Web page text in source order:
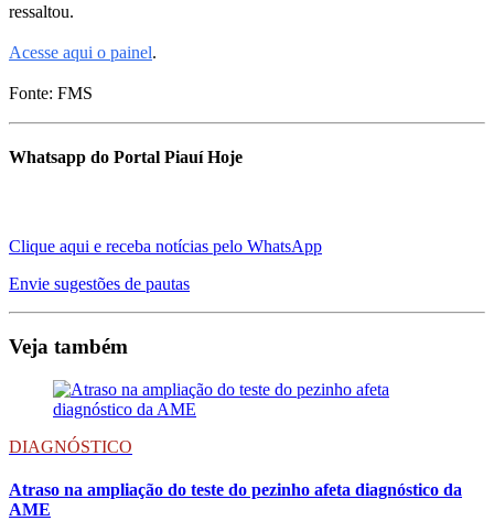
ressaltou.
Acesse aqui o painel.
Fonte: FMS
Whatsapp do Portal Piauí Hoje
Clique aqui e receba notícias pelo WhatsApp
Envie sugestões de pautas
Veja também
DIAGNÓSTICO
Atraso na ampliação do teste do pezinho afeta diagnóstico da
AME